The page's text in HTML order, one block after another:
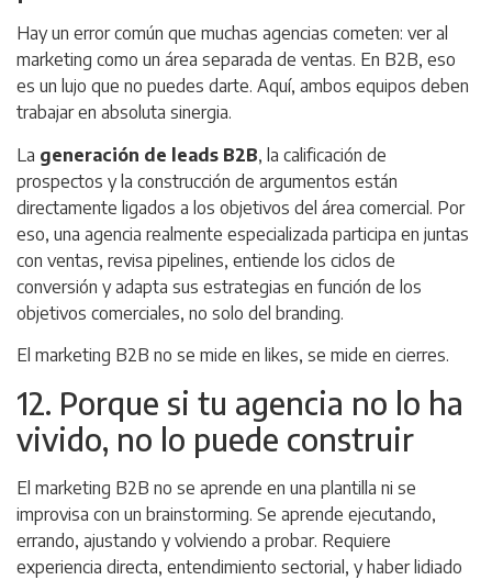
Hay un error común que muchas agencias cometen: ver al
marketing como un área separada de ventas. En B2B, eso
es un lujo que no puedes darte. Aquí, ambos equipos deben
trabajar en absoluta sinergia.
La generación de leads B2B, la calificación de
prospectos y la construcción de argumentos están
directamente ligados a los objetivos del área comercial. Por
eso, una agencia realmente especializada participa en juntas
con ventas, revisa pipelines, entiende los ciclos de
conversión y adapta sus estrategias en función de los
objetivos comerciales, no solo del branding.
El marketing B2B no se mide en likes, se mide en cierres.
12. Porque si tu agencia no lo ha
vivido, no lo puede construir
El marketing B2B no se aprende en una plantilla ni se
improvisa con un brainstorming. Se aprende ejecutando,
errando, ajustando y volviendo a probar. Requiere
experiencia directa, entendimiento sectorial, y haber lidiado